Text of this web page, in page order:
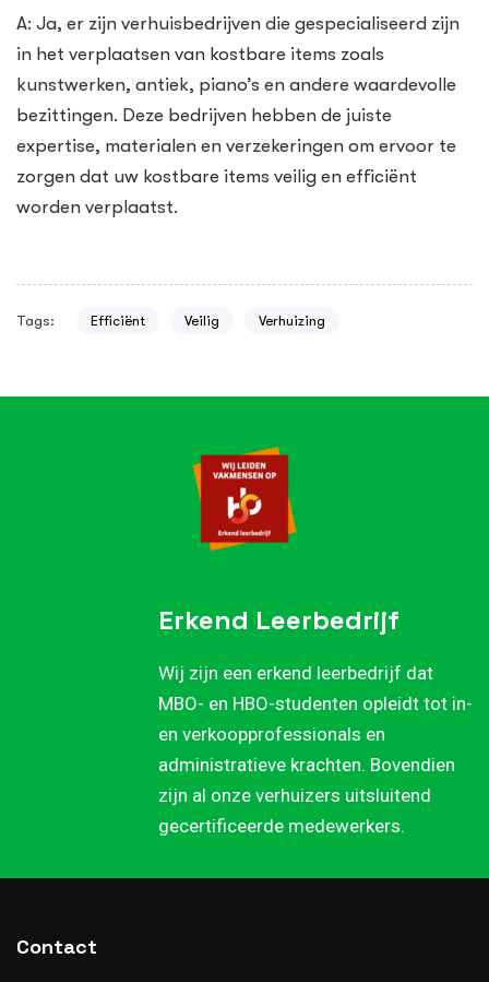
A: Ja, er zijn verhuisbedrijven die gespecialiseerd zijn
in het verplaatsen van kostbare items zoals
kunstwerken, antiek, piano’s en andere waardevolle
bezittingen. Deze bedrijven hebben de juiste
expertise, materialen en verzekeringen om ervoor te
zorgen dat uw kostbare items veilig en efficiënt
worden verplaatst.
Tags: Efficiënt Veilig Verhuizing
Erkend Leerbedrijf
Wij zijn een erkend leerbedrijf dat
MBO- en HBO-studenten opleidt tot in-
en verkoopprofessionals en
administratieve krachten. Bovendien
zijn al onze verhuizers uitsluitend
gecertificeerde medewerkers.
Contact